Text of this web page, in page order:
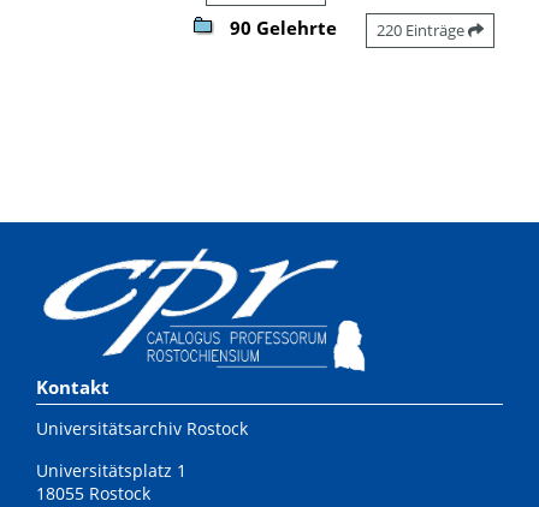
90 Gelehrte 220 Einträge
Kontakt
Universitätsarchiv Rostock
Universitätsplatz 1
18055 Rostock